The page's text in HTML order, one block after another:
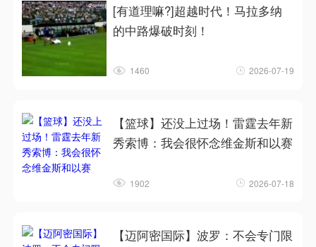
[有道理嘛?]超越时代！马拉多纳
的中路爆破时刻！
1460 2026-07-19
【篮球】还没上过场！雷霆去年新
秀索博：我会很怀念维金斯和以赛
1902 2026-07-18
【迈阿密国际】波罗：不会专门限